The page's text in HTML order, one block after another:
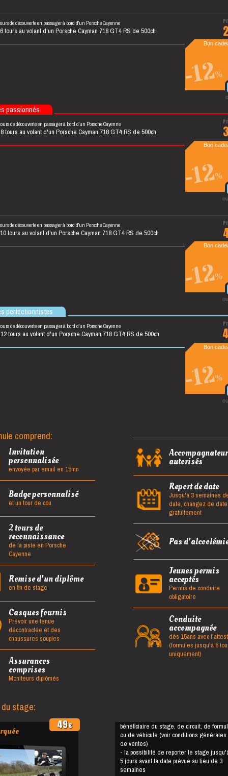
de découverte en passager à bord d'un Porsche Cayenne
tours au volant d'un Porsche Cayman 718 GT4 RS de 500ch
Bon
-12%
de découverte en passager à bord d'un Porsche Cayenne
tours au volant d'un Porsche Cayman 718 GT4 RS de 500ch
Bon
-12%
passionnés
de découverte en passager à bord d'un Porsche Cayenne
tours au volant d'un Porsche Cayman 718 GT4 RS de 500ch
Bon
-12%
de découverte en passager à bord d'un Porsche Cayenne
tours au volant d'un Porsche Cayman 718 GT4 RS de 500ch
Bon
-12%
perfectionnistes
comprend:
Invitation
personnalisée
envoyée par email en 15mn
Badge personnalisé
et un tour de cou
2 tours de
reconnaissance
de la piste en Porsche
Cayenne
Remise d'un diplôme
en fin de stage
Casques fournis
Prévoir une tenue
décontractée et des
chaussures souples
Assurances
comprises
Moniteurs diplômés
autorisés
Report de date
Jusqu'à 3 semaines
date, changez de date
gratuitement
Pas
Jeunes permis
acceptés
Permis de conduire
obligatoire
Conduite
accompagnée
dès 15ans avec
(formules jusqu'à 6
uniquement)
stage:
49€ bénéficiaire du stage, de circuit, de
ou de véhicule (voir conditions générales
de ventes)
- la possibilité de reporter le stage jusqu'à
5 jours avant la date prévue au lieu de 3
semaines